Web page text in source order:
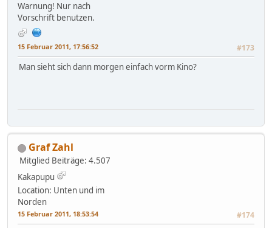
Warnung! Nur nach
Vorschrift benutzen.
15 Februar 2011, 17:56:52 #173
Man sieht sich dann morgen einfach vorm Kino?
Graf Zahl
Mitglied Beiträge: 4.507
Kakapupu
Location: Unten und im
Norden
15 Februar 2011, 18:53:54 #174